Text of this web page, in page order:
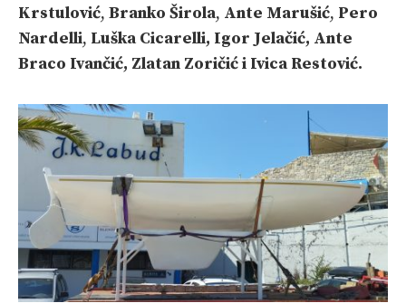
Krstulović, Branko Širola, Ante Marušić, Pero
Nardelli, Luška Cicarelli, Igor Jelačić, Ante
Braco Ivančić, Zlatan Zoričić i Ivica Restović.